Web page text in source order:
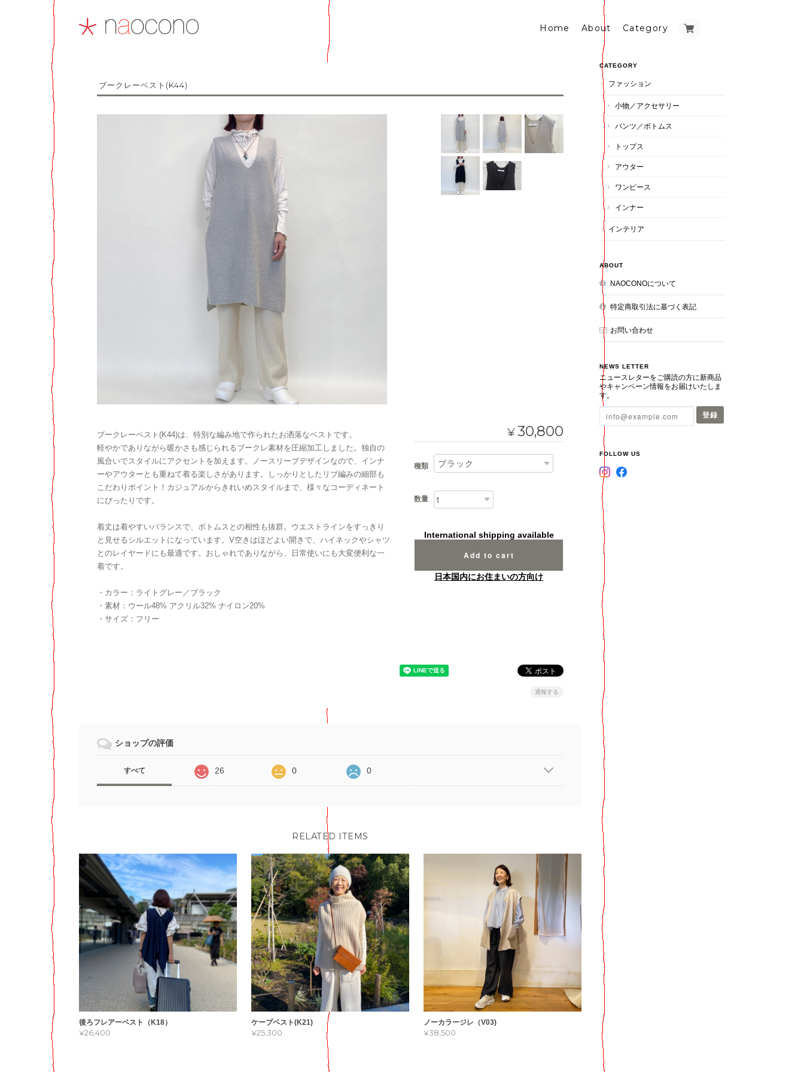
Home About Category
ブークレーベスト(K44)
ブークレーベスト(K44)は、特別な編み地で作られたお洒落なベストです。
軽やかでありながら暖かさも感じられるブークレ素材を圧縮加工しました。独自の
風合いでスタイルにアクセントを加えます。ノースリーブデザインなので、インナ
ーやアウターとも重ねて着る楽しさがあります。しっかりとしたリブ編みの細部も
こだわりポイント！カジュアルからきれいめスタイルまで、様々なコーディネート
にぴったりです。
着丈は着やすいバランスで、ボトムスとの相性も抜群。ウエストラインをすっきり
と見せるシルエットになっています。V空きはほどよい開きで、ハイネックやシャツ
とのレイヤードにも最適です。おしゃれでありながら、日常使いにも大変便利な一
着です。
・カラー：ライトグレー／ブラック
・素材：ウール48% アクリル32% ナイロン20%
・サイズ：フリー
¥30,800
種類
数量
International shipping available
Add to cart
日本国内にお住まいの方向け
通報する
ショップの評価
すべて 26 0 0
RELATED ITEMS
後ろフレアーベスト（K18）
¥26,400
ケープベスト(K21)
¥25,300
ノーカラージレ（V03)
¥38,500
CATEGORY
ファッション
小物／アクセサリー
パンツ／ボトムス
トップス
アウター
ワンピース
インナー
インテリア
ABOUT
NAOCONOについて
特定商取引法に基づく表記
お問い合わせ
NEWS LETTER
ニュースレターをご購読の方に新商品
やキャンペーン情報をお届けいたしま
す。
登録
FOLLOW US